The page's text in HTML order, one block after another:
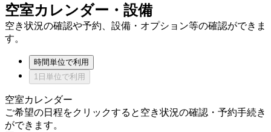
空室カレンダー・設備
空き状況の確認や予約、設備・オプション等の確認ができま
す。
時間単位で利用
1日単位で利用
空室カレンダー
ご希望の日程をクリックすると空き状況の確認・予約手続き
ができます。